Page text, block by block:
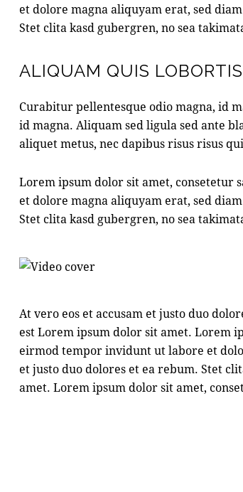
et dolore magna aliquyam erat, sed
Stet clita kasd gubergren, no sea
ALIQUAM QUIS
Curabitur pellentesque odio magna, id
id magna. Aliquam sed ligula sed ante
aliquet metus, nec dapibus risus risus
Lorem ipsum dolor sit amet, consetetur
et dolore magna aliquyam erat, sed
Stet clita kasd gubergren, no sea
At vero eos et accusam et justo duo
est Lorem ipsum dolor sit amet. Lorem
eirmod tempor invidunt ut labore et
et justo duo dolores et ea rebum. Stet
amet. Lorem ipsum dolor sit amet,